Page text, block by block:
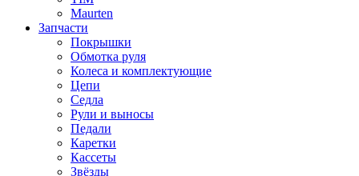
Maurten
Запчасти
Покрышки
Обмотка руля
Колеса и комплектующие
Цепи
Седла
Рули и выносы
Педали
Каретки
Кассеты
Звёзды